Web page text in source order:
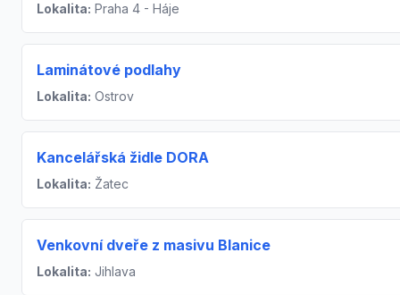
Lokalita: Praha 4 - Háje
Laminátové podlahy
Lokalita: Ostrov
Kancelářská židle DORA
Lokalita: Žatec
Venkovní dveře z masivu Blanice
Lokalita: Jihlava